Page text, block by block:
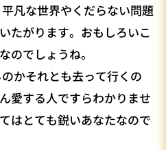
凡な世界やくだらない問題
たがります。おもしろいこ
のでしょうね。
かそれとも去って行くの
愛する人ですらわかりませ
はとても鋭いあなたなので